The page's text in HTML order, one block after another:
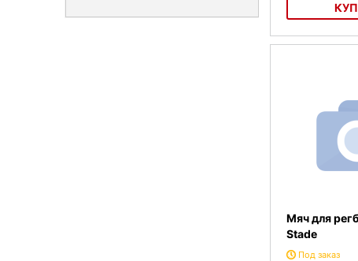
Мяч для регби
Мяч для
Stade
Под заказ